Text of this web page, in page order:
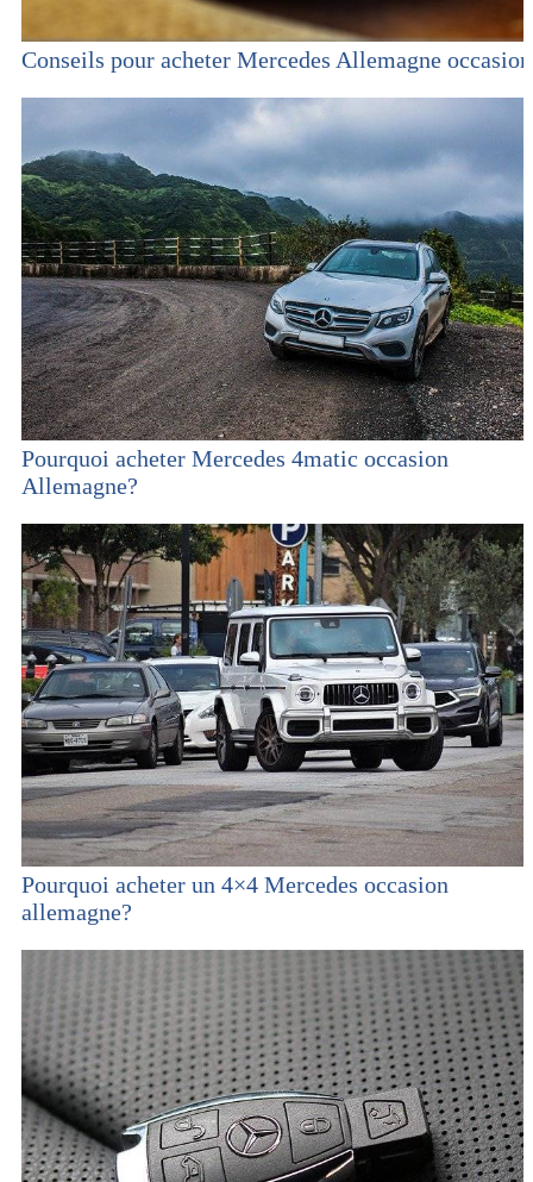
Conseils pour acheter Mercedes Allemagne occasion
Pourquoi acheter Mercedes 4matic occasion
Allemagne?
Pourquoi acheter un 4×4 Mercedes occasion
allemagne?